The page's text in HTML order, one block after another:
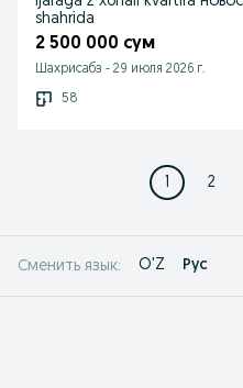
shahrida
2 500 000 сум
Шахрисабз - 29 июля 2026 г.
58
1 2
Сменить язык: O'Z Рус